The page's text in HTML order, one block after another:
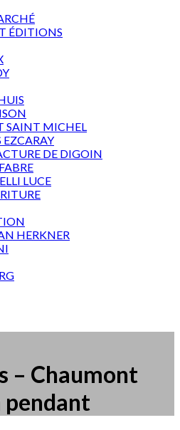
ÉDITIONS
SAINT MICHEL
DE DIGOIN
LUCE
HERKNER
– Chaumont
pendant